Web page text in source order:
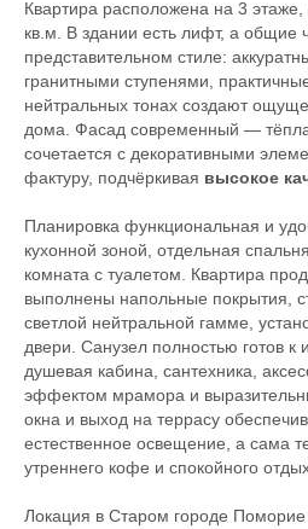
Квартира расположена на 3
кв.м. В здании есть лифт, а общие
представительном стиле:
гранитными ступенями,
нейтральных тонах создают
дома. Фасад современный —
сочетается с декоративными
фактуру, подчёркивая высокое
Планировка функциональная и
кухонной зоной, отдельная
комната с туалетом. Квартира
выполнены напольные покрытия,
светлой нейтральной гамме,
двери. Санузел полностью готов
душевая кабина, сантехника,
эффектом мрамора и
окна и выход на террасу
естественное освещение, а сама
утреннего кофе и спокойного
Локация в Старом городе